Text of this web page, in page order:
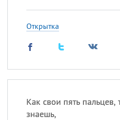
Открытка
Как свои пять пальцев,
знаешь,